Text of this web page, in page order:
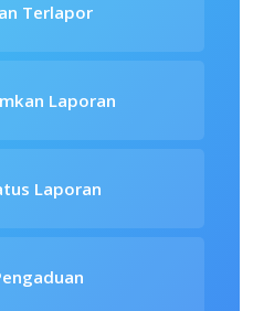
Terlapor
Laporan
Laporan